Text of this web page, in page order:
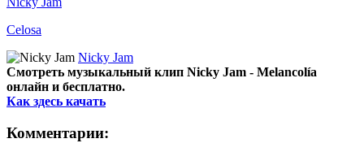
Celosa
Nicky Jam
Смотреть музыкальный клип Nicky Jam - Melancolía
онлайн и бесплатно.
Как здесь качать
Комментарии: